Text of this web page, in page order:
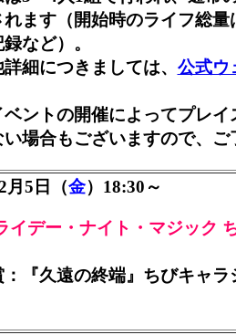
ます（開始時のライフ総量
など）。
詳細につきましては、 公式ウ
ベントの開催によってプレ
い場合もございますので、
月5日（金）18:30～
イデー・ナイト・マジック
：『久遠の終端』ちびキャ